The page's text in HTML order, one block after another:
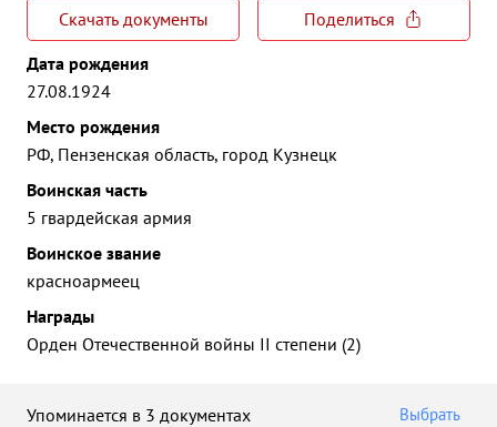
Скачать документы
Поделиться
Дата рождения
27.08.1924
Место рождения
РФ, Пензенская область, город Кузнецк
Воинская часть
5 гвардейская армия
Воинское звание
красноармеец
Награды
Орден Отечественной войны II степени (2)
Упоминается в 3 документах Выбрать